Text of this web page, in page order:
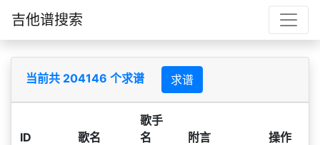
吉他谱搜索
当前共 204146 个求谱 求谱
ID 歌名
歌手
名
附言 操作